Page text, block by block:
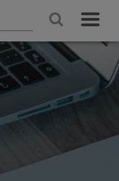
VERANSTALTUNGEN
Veranstaltungen
2025 - Übersicht
FRÜHLING
Gummersbach